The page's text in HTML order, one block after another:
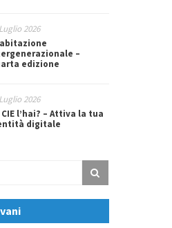
2026
–
edizione
2026
CIE l’hai? – Attiva la tua
digitale